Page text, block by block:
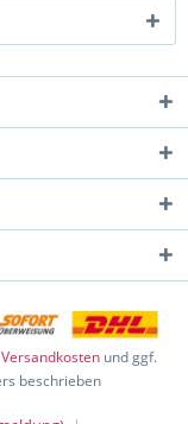
Versandkosten und ggf.
beschrieben